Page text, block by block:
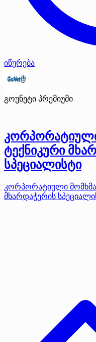
იწურება
გოუნეტი პრემიუმი
ტექნიკური
სპეციალისტი
კორპორატიული
მხარდაჭერის